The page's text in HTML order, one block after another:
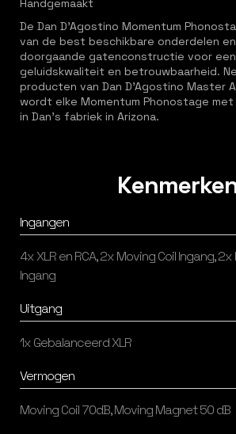
Handgemaakt
De Dan D’Agostino Momentum
van de best beschikbare onderdelen
doorgaande gatenconstructie voor een
geluidskwaliteit en betrouwbaarheid.
producten van Dan D’Agostino Master
wordt elke Momentum Phonostage
in Dan’s fabriek in Arizona.
Ingangen
4x XLR en RCA, 2x Moving Coil Ingang,
Ingang
Uitgang
1x Gebalanceerd XLR
Vermogen
Moving Coil 70dB, Moving Magnet 50 dB